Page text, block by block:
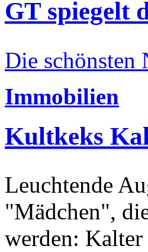
GT spiegelt
Die schönsten
Immobilien
Kultkeks
Leuchtende
"Mädchen",
werden: